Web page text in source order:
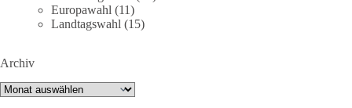
https://www.facebook.com/groups/diebasissachsenanhalt/
Tiktok:
X:https://x.com/DieBasisLSA
Youtube:https://www.youtube.com/dieBasisSachsenAnhalt
Europawahl (11)
Landtagswahl (15)
Archiv
Archiv